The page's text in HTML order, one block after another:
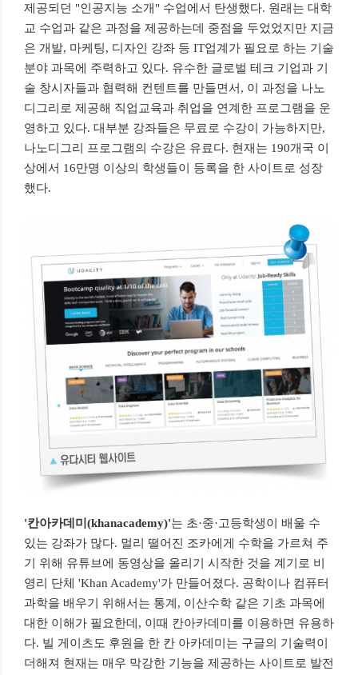
제공되던 "인공지능 소개" 수업에서 탄생했다. 원래는 대학
교 수업과 같은 과정을 제공하는데 중점을 두었었지만 지금
은 개발, 마케팅, 디자인 강좌 등 IT업계가 필요로 하는 기술
분야 과목에 주력하고 있다. 유수한 글로벌 테크 기업과 기
술 창시자들과 협력해 컨텐트를 만들면서, 이 과정을 나노
디그리로 제공해 직업교육과 취업을 연계한 프로그램을 운
영하고 있다. 대부분 강좌들은 무료로 수강이 가능하지만,
나노디그리 프로그램의 수강은 유료다. 현재는 190개국 이
상에서 16만명 이상의 학생들이 등록을 한 사이트로 성장
했다.
'칸아카데미(khanacademy)'는 초·중·고등학생이 배울 수
있는 강좌가 많다. 멀리 떨어진 조카에게 수학을 가르쳐 주
기 위해 유튜브에 동영상을 올리기 시작한 것을 계기로 비
영리 단체 'Khan Academy'가 만들어졌다. 공학이나 컴퓨터
과학을 배우기 위해서는 통계, 이산수학 같은 기초 과목에
대한 이해가 필요한데, 이때 칸아카데미를 이용하면 유용하
다. 빌 게이츠도 후원을 한 칸 아카데미는 구글의 기술력이
더해져 현재는 매우 막강한 기능을 제공하는 사이트로 발전